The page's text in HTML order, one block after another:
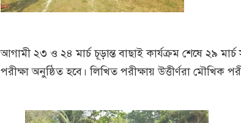
আগামী ২৩ ও ২৪ মার্চ চূড়ান্ত বাছাই কার্যক্রম শেষে ২৯
পরীক্ষা অনুষ্ঠিত হবে। লিখিত পরীক্ষায় উত্তীর্ণরা মৌখিক